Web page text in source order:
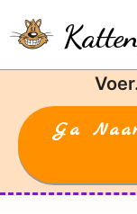
naar
de
Ga